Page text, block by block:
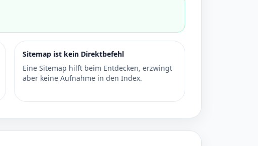
Sitemap ist kein Direktbefehl
Eine Sitemap hilft beim Entdecken, erzwingt
aber keine Aufnahme in den Index.